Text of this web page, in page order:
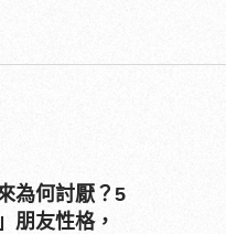
為何討厭？5
朋友性格，